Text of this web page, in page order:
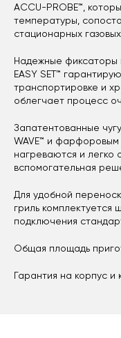
ACCU-PROBE™,
температуры,
стационарных
Надежные фиксаторы
EASY SET™
транспортировке и
облегчает процесс
Запатентованные
WAVE™ и
нагреваются и легко
вспомогательная
Для удобной
гриль комплектуется
подключения
Общая площадь
Гарантия на корпус